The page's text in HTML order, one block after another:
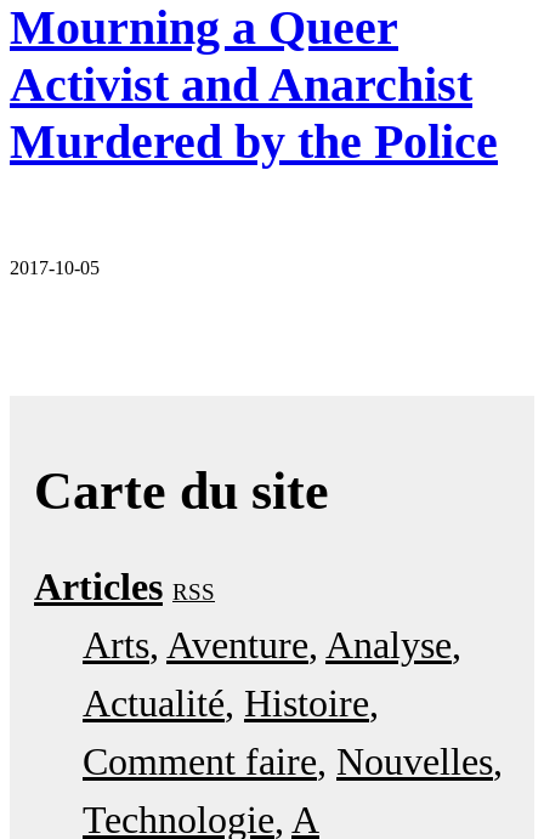
Mourning a Queer
Activist and Anarchist
Murdered by the Police
2017-10-05
Carte du site
Articles RSS
Arts Aventure Analyse
Actualité Histoire
Comment faire Nouvelles
Technologie A